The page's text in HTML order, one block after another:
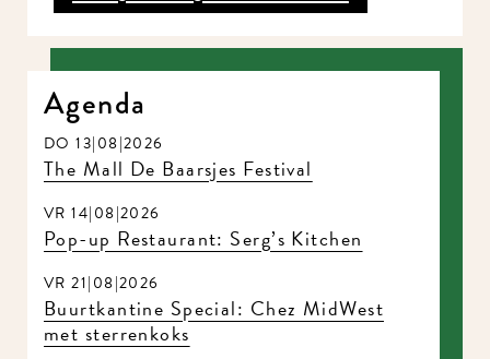
Agenda
DO 13|08|2026
The Mall De Baarsjes Festival
VR 14|08|2026
Pop-up Restaurant: Serg’s Kitchen
VR 21|08|2026
Buurtkantine Special: Chez MidWest
met sterrenkoks